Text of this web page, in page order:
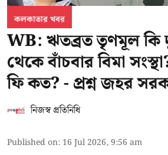
কলকাতার খবর
WB: ঋতব্রত তৃণমূল কি
থেকে বাঁচবার বিমা
ফি কত? - প্রশ্ন জহর
নিজস্ব প্রতিনিধি
Published on: 16 Jul 2026, 9:56 am